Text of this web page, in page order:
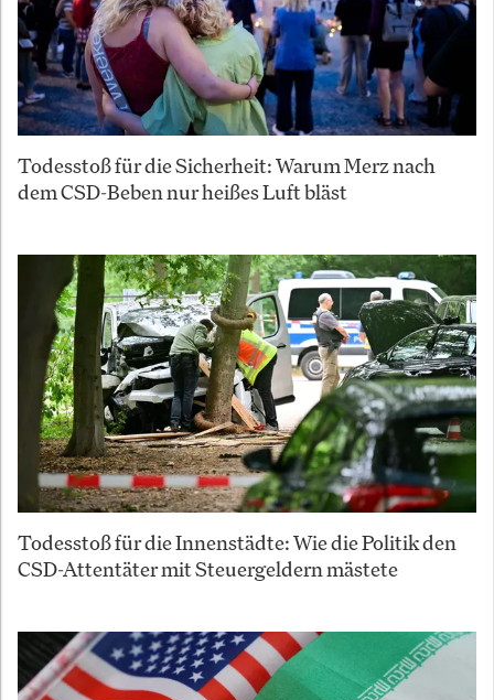
Todesstoß für die Sicherheit: Warum Merz nach
dem CSD-Beben nur heißes Luft bläst
Todesstoß für die Innenstädte: Wie die Politik den
CSD-Attentäter mit Steuergeldern mästete